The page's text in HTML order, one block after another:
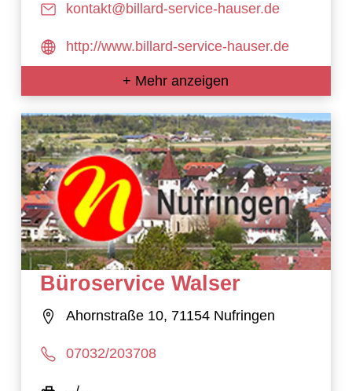
kontakt@billard-service-hauser.de
http://www.billard-service-hauser.de
+ Mehr anzeigen
Büroservice Walser
Ahornstraße 10, 71154 Nufringen
07032/203708